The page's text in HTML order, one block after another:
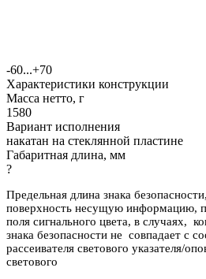
-60...+70
Характеристики конструкции
Масса нетто, г
1580
Вариант исполнения
накатан на стеклянной пластине
Габаритная длина, мм
?
Предельная длина знака
поверхность несущую информацию,
поля сигнального цвета, в случаях,
знака безопасности не совпадает с
рассеивателя светового указателя/
светового